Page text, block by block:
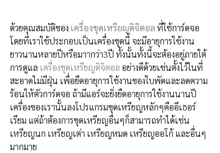
ด้วยคุณสมบัติของ เครื่องขุดเหรียญดิจิตอล ที่ใช้การ์ดจอ
โดยที่เราใช้ประกอบเป็นเครื่องขุดนี้ จะมีอายุการใช้งาน
ยาวนานหลายปีหรือมาากว่า3ปี ทั้งนั้นทั้งนี้จะต้องอยู่ภายใต้
การดูแล เครื่องขุดเหรียญดิจิตอล อย่างดีด้วยเช่นตั้งไว้ในที่
สะอาดไม่มีฝุ่น เพื่อยืดอายุการใช้งานของใบพัดและลดความ
ร้อนให้ตัวการ์ดจอ ถ้ามีแอร์จะยิ่งยืดอายุการใช้งานนานปี
เครื่องของเรานั้นลงโปรแกรมขุดเหรียญหลักๆคืออีเธอร์
เรียม แต่ถ้าต้องการขุดเหรียญอื่นๆก็สามารถทำได้เช่น
เหรียญนก เหรียญเต่า เหรียญหมด เหรียญออโก้ และอื่นๆ
มากมาย